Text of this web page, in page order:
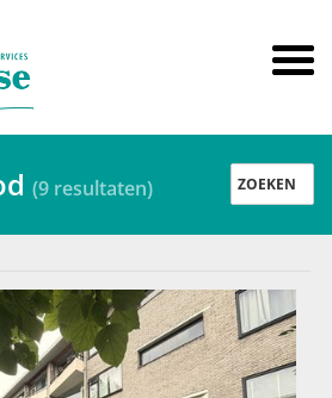
(9 resultaten) ZOEKEN